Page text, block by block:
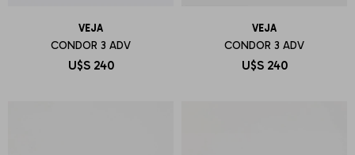
VEJA
CONDOR 3 ADV
U$S 240
VEJA
CONDOR 3 ADV
U$S 240